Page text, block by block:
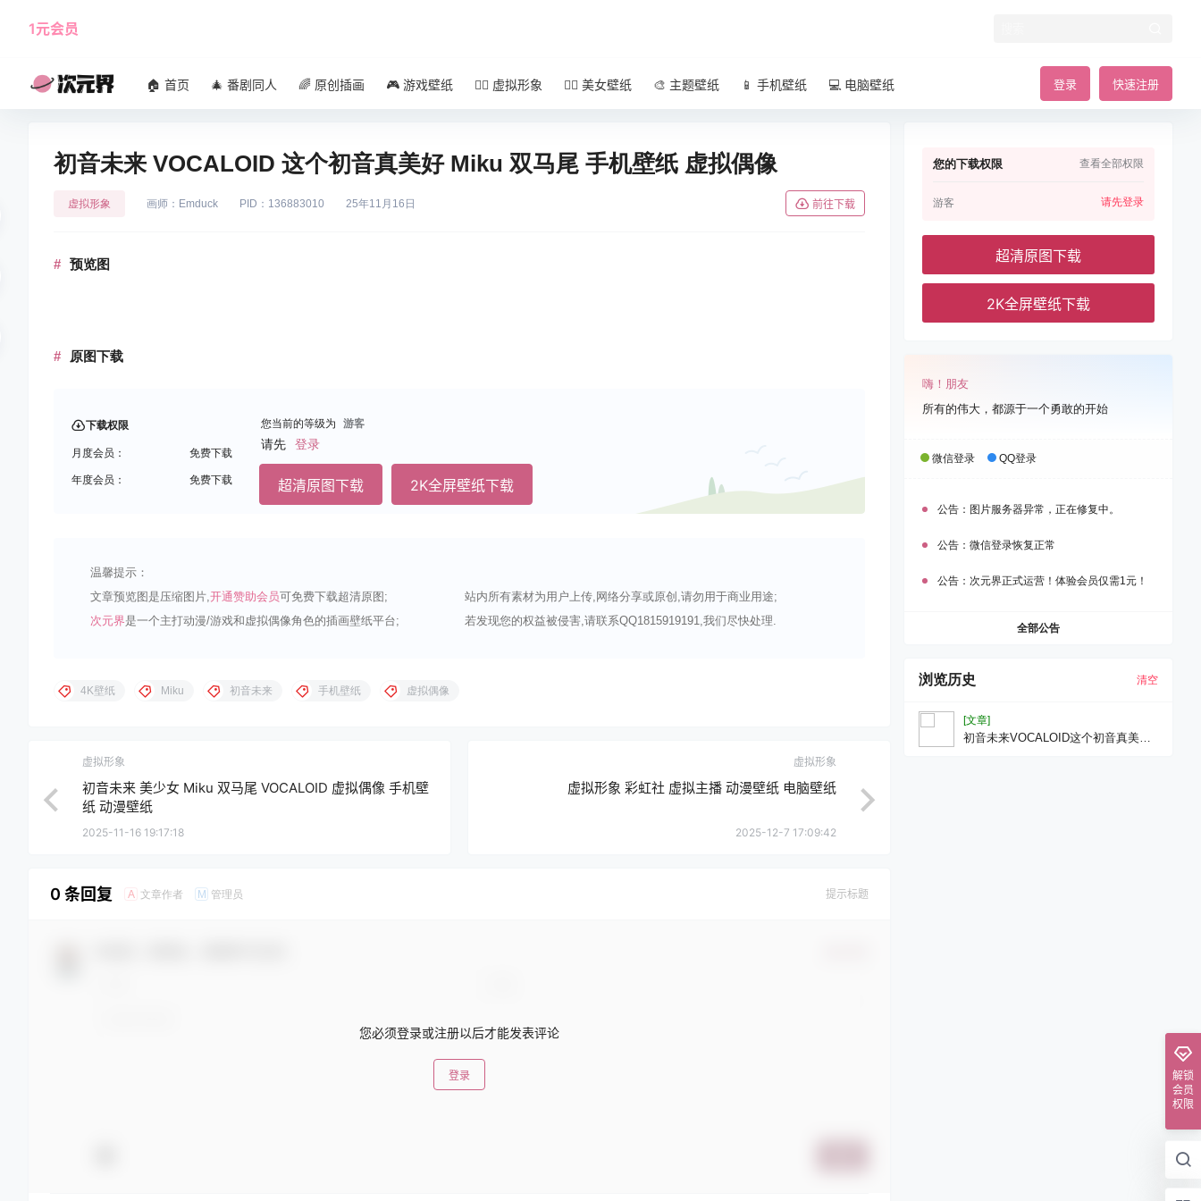
1元会员
登录 快速注册
🏠 首页 🎄 番剧同人 🌈 原创插画 🎮 游戏壁纸 🧚‍♀️ 虚拟形象 🧜‍♀️ 美女壁纸 🎨 主题壁纸 📱 手机壁纸 💻 电脑壁纸
初音未来 VOCALOID 这个初音真美好 Miku 双马尾 手机壁纸 虚拟偶像
虚拟形象 画师：Emduck PID：136883010 25年11月16日 前往下载
预览图
原图下载
下载权限
月度会员： 免费下载
年度会员： 免费下载
您当前的等级为 游客
请先 登录
超清原图下载 2K全屏壁纸下载
温馨提示：
文章预览图是压缩图片,开通赞助会员可免费下载超清原图;
站内所有素材为用户上传,网络分享或原创,请勿用于商业用途;
次元界是一个主打动漫/游戏和虚拟偶像角色的插画壁纸平台; 若发现您的权益被侵害,请联系QQ1815919191,我们尽快处理.
4K壁纸 Miku 初音未来 手机壁纸 虚拟偶像
虚拟形象
初音未来 美少女 Miku 双马尾 VOCALOID 虚拟偶像 手机壁
纸 动漫壁纸
2025-11-16 19:17:18
虚拟形象
虚拟形象 彩虹社 虚拟主播 动漫壁纸 电脑壁纸
2025-12-7 17:09:42
0 条回复 A 文章作者 M 管理员 提示标题
您必须登录或注册以后才能发表评论
登录
您的下载权限 查看全部权限
游客 请先登录
超清原图下载
2K全屏壁纸下载
嗨！朋友
所有的伟大，都源于一个勇敢的开始
微信登录 QQ登录
公告： 图片服务器异常，正在修复中。
公告： 微信登录恢复正常
公告： 次元界正式运营！体验会员仅需1元！
全部公告
浏览历史 清空
[文章]
初音未来VOCALOID这个初音真美好
解锁
会员
权限